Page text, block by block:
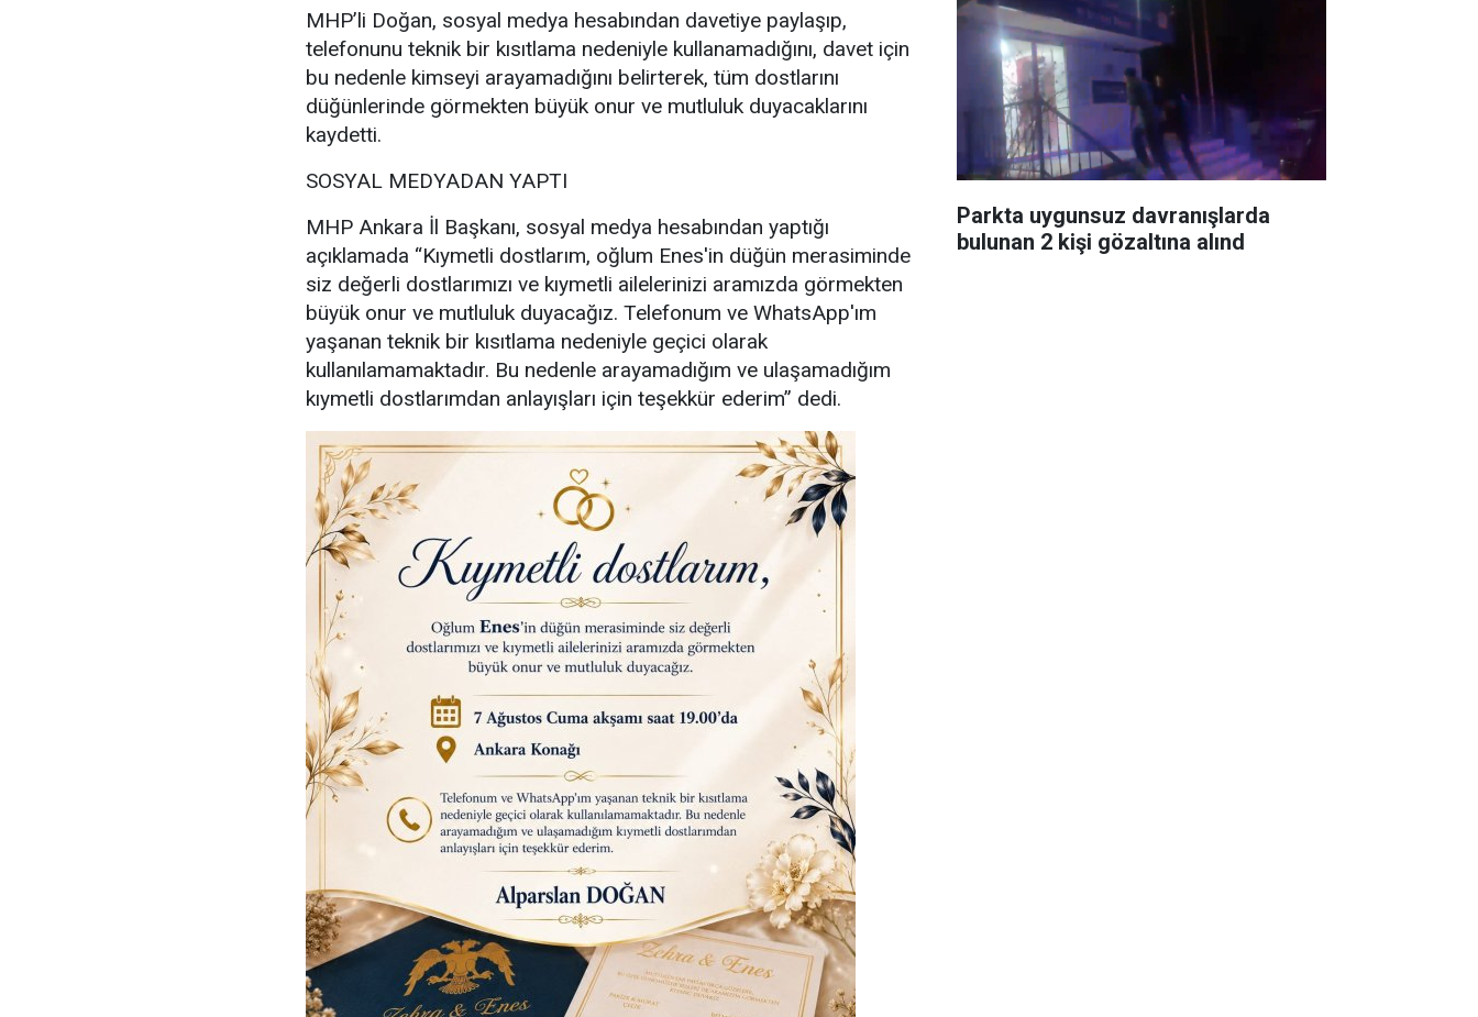
MHP’li Doğan, sosyal medya hesabından davetiye paylaşıp,
telefonunu teknik bir kısıtlama nedeniyle kullanamadığını, davet için
bu nedenle kimseyi arayamadığını belirterek, tüm dostlarını
düğünlerinde görmekten büyük onur ve mutluluk duyacaklarını
kaydetti.
SOSYAL MEDYADAN YAPTI
MHP Ankara İl Başkanı, sosyal medya hesabından yaptığı
açıklamada “Kıymetli dostlarım, oğlum Enes'in düğün merasiminde
siz değerli dostlarımızı ve kıymetli ailelerinizi aramızda görmekten
büyük onur ve mutluluk duyacağız. Telefonum ve WhatsApp'ım
yaşanan teknik bir kısıtlama nedeniyle geçici olarak
kullanılamamaktadır. Bu nedenle arayamadığım ve ulaşamadığım
kıymetli dostlarımdan anlayışları için teşekkür ederim” dedi.
Parkta uygunsuz davranışlarda
bulunan 2 kişi gözaltına alınd